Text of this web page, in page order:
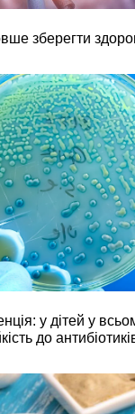
зберегти
у дітей у
до